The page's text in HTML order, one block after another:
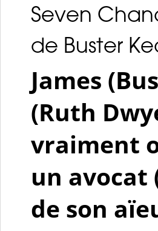
Seven
de Buster
James
(Ruth
vraiment
un avocat
de son